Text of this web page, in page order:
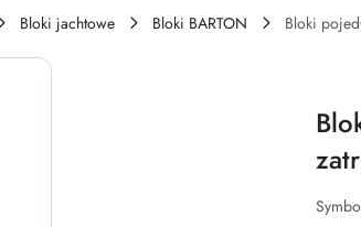
Bloki jachtowe Bloki BARTON Bloki